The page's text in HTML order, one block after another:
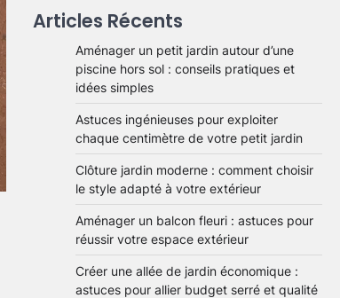
Aménager un petit jardin
autour d’une piscine hors
sol : conseils pratiques et
idées simples
Brenda 29 mai 2026
Astuces ingénieuses pour
exploiter chaque
centimètre de votre petit
jardin
Brenda 28 mai 2026
Clôture jardin moderne :
comment choisir le style
adapté à votre extérieur
Brenda 27 mai 2026
Articles Récents
Aménager un petit jardin autour d’une
piscine hors sol : conseils pratiques et
idées simples
Astuces ingénieuses pour exploiter
chaque centimètre de votre petit jardin
Clôture jardin moderne : comment choisir
le style adapté à votre extérieur
Aménager un balcon fleuri : astuces pour
réussir votre espace extérieur
Créer une allée de jardin économique :
astuces pour allier budget serré et qualité